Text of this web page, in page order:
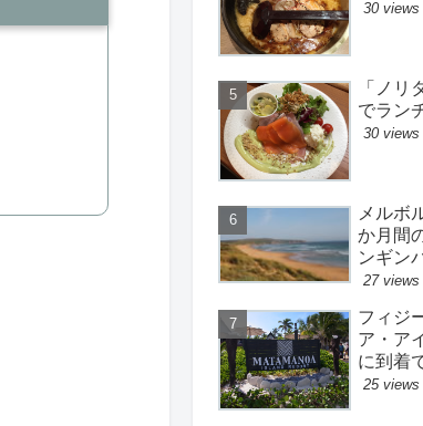
30 views
「ノリ
でラン
30 views
メルボ
か月間
ンギン
27 views
フィジ
ア・ア
に到着
25 views